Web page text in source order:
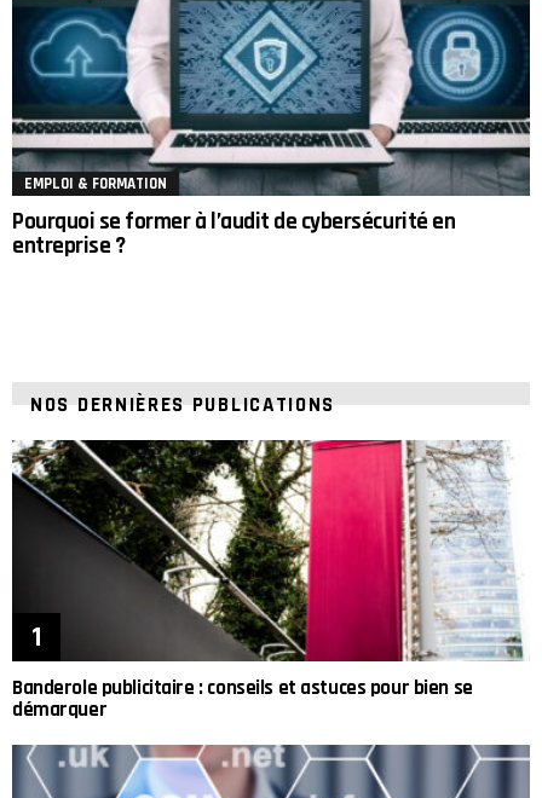
EMPLOI & FORMATION
Pourquoi se former à l’audit de cybersécurité en
entreprise ?
NOS DERNIÈRES PUBLICATIONS
Banderole publicitaire : conseils et astuces pour bien se
démarquer